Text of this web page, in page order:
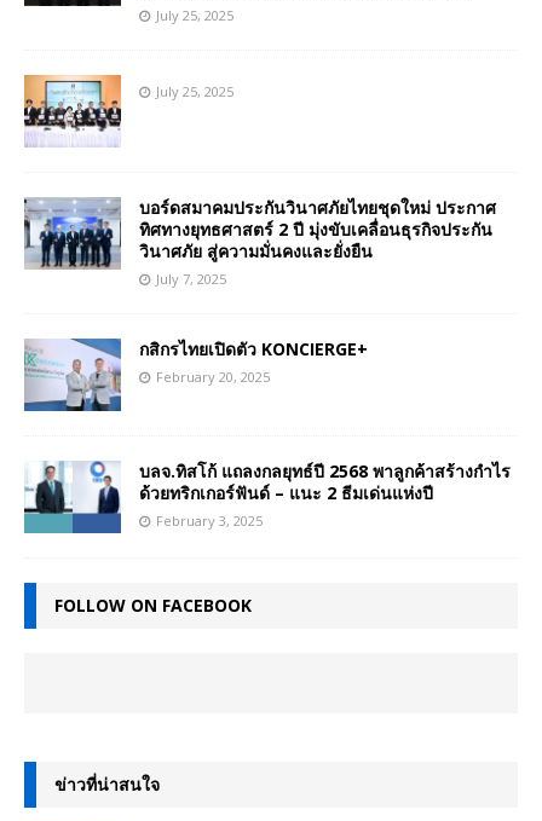
July 25, 2025
July 25, 2025
บอร์ดสมาคมประกันวินาศภัยไทยชุดใหม่ ประกาศ
ทิศทางยุทธศาสตร์ 2 ปี มุ่งขับเคลื่อนธุรกิจประกัน
วินาศภัย สู่ความมั่นคงและยั่งยืน
July 7, 2025
กสิกรไทยเปิดตัว KONCIERGE+
February 20, 2025
บลจ.ทิสโก้ แถลงกลยุทธ์ปี 2568 พาลูกค้าสร้างกำไร
ด้วยทริกเกอร์ฟันด์ – แนะ 2 ธีมเด่นแห่งปี
February 3, 2025
FOLLOW ON FACEBOOK
ข่าวที่น่าสนใจ